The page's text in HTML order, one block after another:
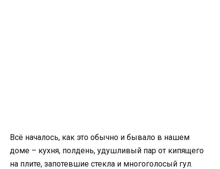
Всё началось, как это обычно и бывало в нашем
доме – кухня, полдень, удушливый пар от кипящего
на плите, запотевшие стекла и многоголосый гул.